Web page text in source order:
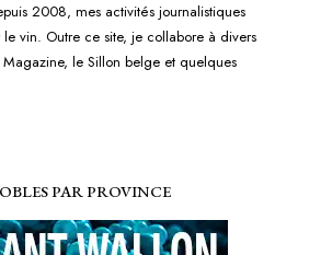
2008, mes activités journalistiques
le vin. Outre ce site, je collabore à divers
le Sillon belge et quelques
PAR PROVINCE